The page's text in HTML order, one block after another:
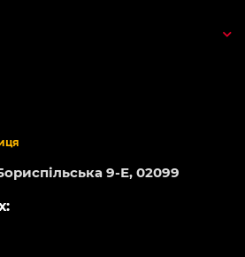
9-Е, 02099